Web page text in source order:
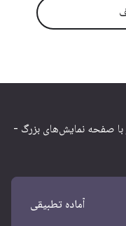
صفحه نمایش‌های بزرگ -
آماده تطبیقی